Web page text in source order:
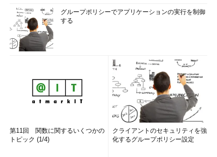
グループポリシーでアプリケーションの実行を制御
する
第11回 関数に関するいくつかの
トピック (1/4)
クライアントのセキュリティを強
化するグループポリシー設定